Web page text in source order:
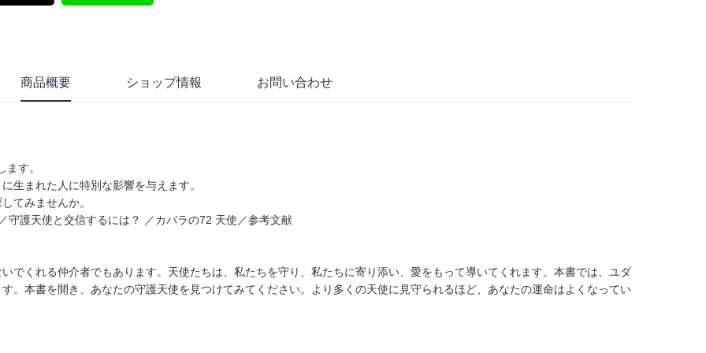
商品概要 ショップ情報 お問い合わせ
す。
生まれた人に特別な影響を与えます。
てみませんか。
守護天使と交信するには？ ／カバラの72 天使／参考文献
でくれる仲介者でもあります。天使たちは、私たちを守り、私たちに寄り添い、愛をもって導いてくれます。本書では、ユダ
。本書を開き、あなたの守護天使を見つけてみてください。より多くの天使に見守られるほど、あなたの運命はよくなってい